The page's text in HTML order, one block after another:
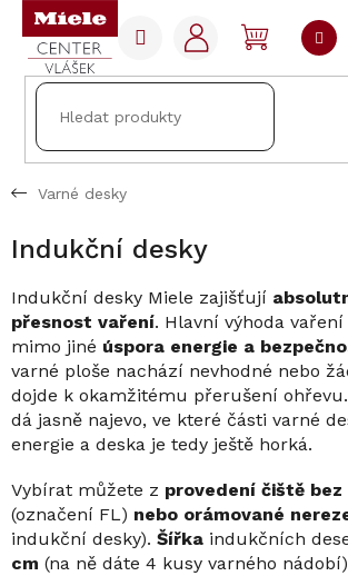
Přejít
obsah
NÁKUPNÍ
KOŠÍK
Varné desky
Indukční desky
Indukční desky Miele zajišťují
přesnost vaření. Hlavní výhoda
mimo jiné úspora energie a
varné ploše nachází nevhodné nebo
dojde k okamžitému přerušení
dá jasně najevo, ve které části varné
energie a deska je tedy ještě horká.
Vybírat můžete z provedení čiště bez
(označení FL) nebo orámované
indukční desky). Šířka indukčních
cm (na ně dáte 4 kusy varného